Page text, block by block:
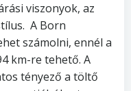
viszonyok, az
A Born
számolni, ennél a
km-re tehető. A
tényező a töltő